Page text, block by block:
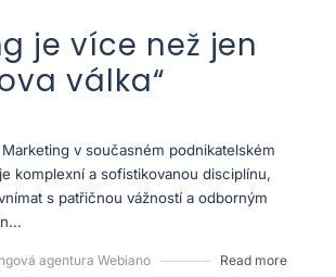
je více než jen
válka“
v současném podnikatelském
komplexní a sofistikovanou disciplínu,
s patřičnou vážností a odborným
agentura Webiano Read more